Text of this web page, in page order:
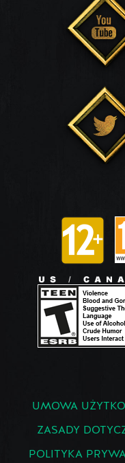
UMOWA
ZASADY
POLITYKA